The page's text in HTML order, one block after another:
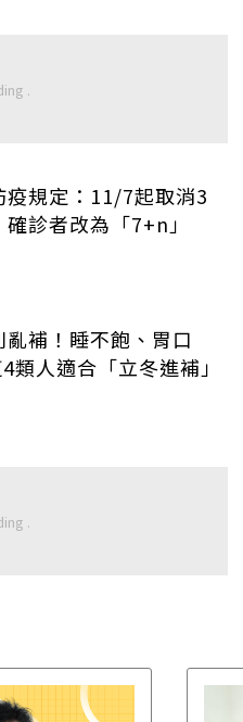
疫規定：11/7起取消3
診者改為「7+n」
亂補！睡不飽、胃口
類人適合「立冬進補」